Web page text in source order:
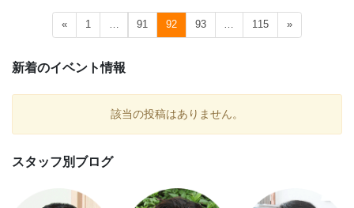
ート造りや 鉄骨造りなどの大規模な 工事現場を指します。 この
生まれたのは 江戸 […]
木造住宅を建てることが、 環境にどれくらい 貢献できることなの
ましょう。 まず最 […]
該当の投稿はありません。